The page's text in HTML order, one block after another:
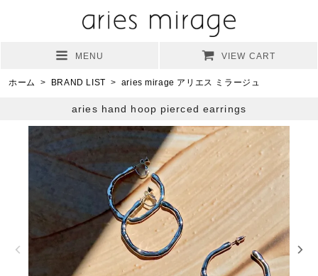
MENU VIEW CART
ホーム > BRAND LIST > aries mirage アリエス ミラージュ
aries hand hoop pierced earrings